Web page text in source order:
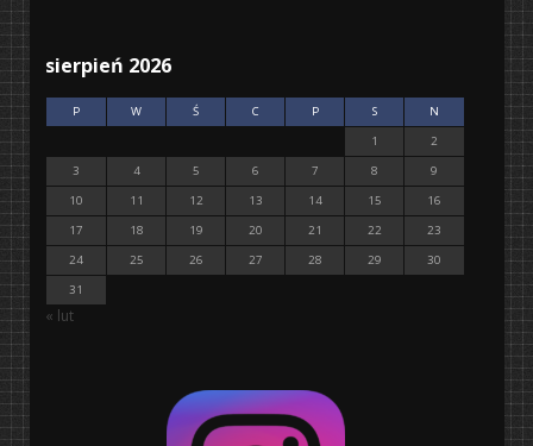
sierpień 2026
P W Ś C P S
N
1
2
3
4 5 6 7 8
9
10
11 12 13 14 15
16
17
18 19 20 21 22
23
24
25 26 27 28 29
30
31
« lut